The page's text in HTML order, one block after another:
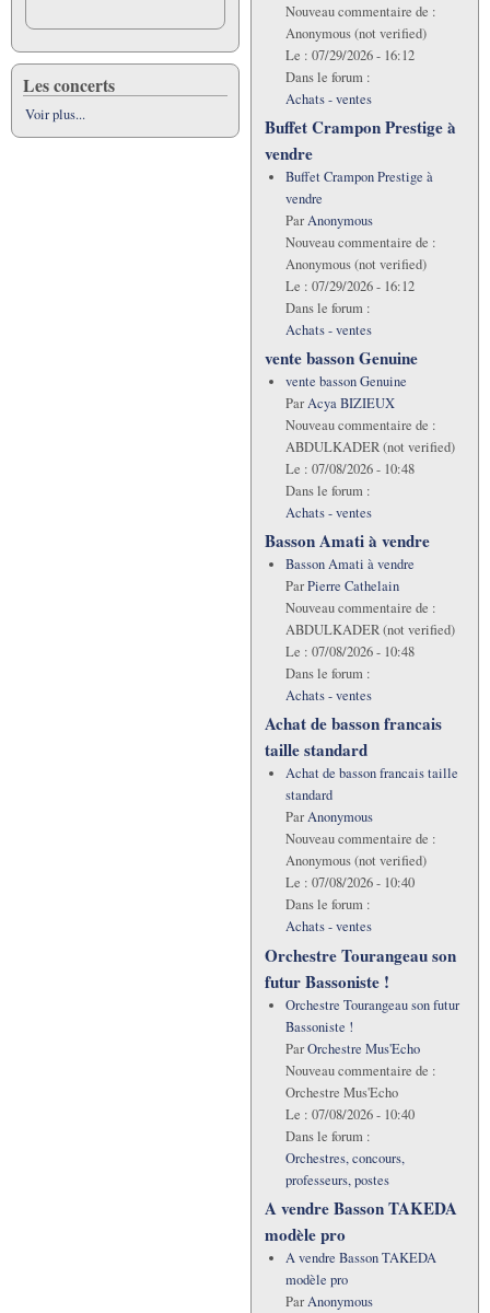
Les concerts
Voir plus...
Nouveau commentaire de :
Anonymous (not verified)
Le : 07/29/2026 - 16:12
Dans le forum :
Achats - ventes
Buffet Crampon Prestige à
vendre
Buffet Crampon Prestige à
vendre
ParAnonymous
Nouveau commentaire de :
Anonymous (not verified)
Le : 07/29/2026 - 16:12
Dans le forum :
Achats - ventes
vente basson Genuine
vente basson Genuine
ParAcya BIZIEUX
Nouveau commentaire de :
ABDULKADER (not verified)
Le : 07/08/2026 - 10:48
Dans le forum :
Achats - ventes
Basson Amati à vendre
Basson Amati à vendre
ParPierre Cathelain
Nouveau commentaire de :
ABDULKADER (not verified)
Le : 07/08/2026 - 10:48
Dans le forum :
Achats - ventes
Achat de basson francais
taille standard
Achat de basson francais taille
standard
ParAnonymous
Nouveau commentaire de :
Anonymous (not verified)
Le : 07/08/2026 - 10:40
Dans le forum :
Achats - ventes
Orchestre Tourangeau son
futur Bassoniste !
Orchestre Tourangeau son futur
Bassoniste !
ParOrchestre Mus'Echo
Nouveau commentaire de :
Orchestre Mus'Echo
Le : 07/08/2026 - 10:40
Dans le forum :
Orchestres, concours,
professeurs, postes
A vendre Basson TAKEDA
modèle pro
A vendre Basson TAKEDA
modèle pro
ParAnonymous